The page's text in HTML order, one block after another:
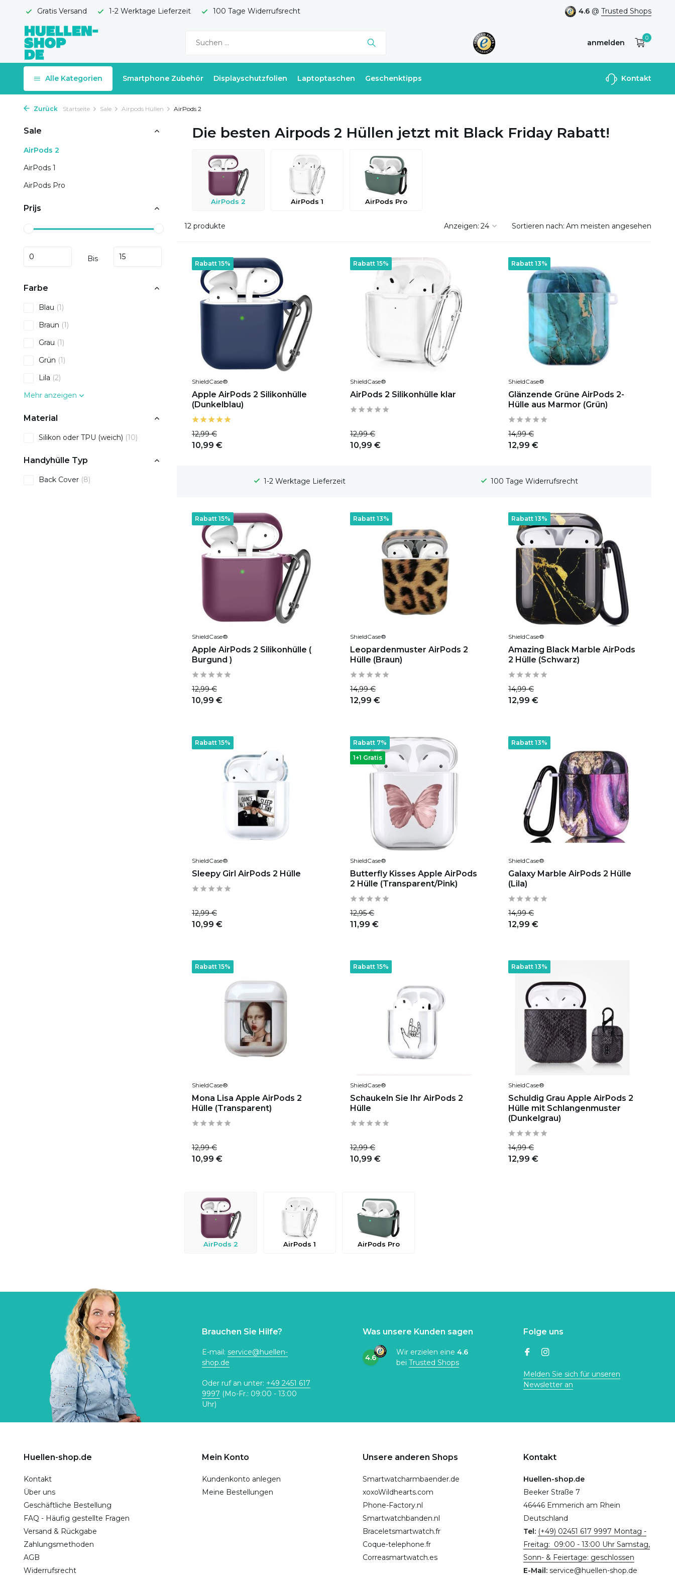
Gratis Versand 1-2 Werktage Lieferzeit 100 Tage Widerrufsrecht 4.6 @ Trusted Shops
anmelden
Benutzerkonto
0
Alle Kategorien Smartphone Zubehör Displayschutzfolien Laptoptaschen Geschenktipps Kontakt
Zurück Startseite Sale Airpods Hüllen AirPods 2
Sale
AirPods 2
AirPods 1
AirPods Pro
Prijs
Bis
Farbe
Blau (1)
Braun (1)
Grau (1)
Grün (1)
Lila (2)
Mehr anzeigen
Material
Silikon oder TPU (weich) (10)
Handyhülle Typ
Back Cover (8)
Die besten Airpods 2 Hüllen jetzt mit Black Friday Rabatt!
AirPods 2 AirPods 1 AirPods Pro
12 produkte Anzeigen: Sortieren nach:
Rabatt 15%
ShieldCase®
Apple AirPods 2 Silikonhülle
(Dunkelblau)
12,99 €
10,99 €
Rabatt 15%
ShieldCase®
AirPods 2 Silikonhülle klar
12,99 €
10,99 €
Rabatt 13%
ShieldCase®
Glänzende Grüne AirPods 2-
Hülle aus Marmor (Grün)
14,99 €
12,99 €
Rabatt 15%
ShieldCase®
Apple AirPods 2 Silikonhülle (
Burgund )
12,99 €
10,99 €
Rabatt 13%
ShieldCase®
Leopardenmuster AirPods 2
Hülle (Braun)
14,99 €
12,99 €
Rabatt 13%
ShieldCase®
Amazing Black Marble AirPods
2 Hülle (Schwarz)
14,99 €
12,99 €
Rabatt 15%
ShieldCase®
Sleepy Girl AirPods 2 Hülle
12,99 €
10,99 €
1+1 Gratis
Rabatt 7%
ShieldCase®
Butterfly Kisses Apple AirPods
2 Hülle (Transparent/Pink)
12,95 €
11,99 €
Rabatt 13%
ShieldCase®
Galaxy Marble AirPods 2 Hülle
(Lila)
14,99 €
12,99 €
Rabatt 15%
ShieldCase®
Mona Lisa Apple AirPods 2
Hülle (Transparent)
12,99 €
10,99 €
Rabatt 15%
ShieldCase®
Schaukeln Sie Ihr AirPods 2
Hülle
12,99 €
10,99 €
Rabatt 13%
ShieldCase®
Schuldig Grau Apple AirPods 2
Hülle mit Schlangenmuster
(Dunkelgrau)
14,99 €
12,99 €
AirPods 2 AirPods 1 AirPods Pro
Brauchen Sie Hilfe?
E-mail: service@huellen-
shop.de
Oder ruf an unter: +49 2451 617
9997 (Mo-Fr.: 09:00 - 13:00
Uhr)
Was unsere Kunden sagen
4.6
Wir erzielen eine 4.6
bei Trusted Shops
Folge uns
Melden Sie sich für unseren
Newsletter an
Huellen-shop.de
Kontakt
Über uns
Geschäftliche Bestellung
FAQ - Häufig gestellte Fragen
Versand & Rückgabe
Zahlungsmethoden
AGB
Widerrufsrecht
Mein Konto
Kundenkonto anlegen
Meine Bestellungen
Unsere anderen Shops
Smartwatcharmbaender.de
xoxoWildhearts.com
Phone-Factory.nl
Smartwatchbanden.nl
Braceletsmartwatch.fr
Coque-telephone.fr
Correasmartwatch.es
Kontakt
Huellen-shop.de
Beeker Straße 7
46446 Emmerich am Rhein
Deutschland
Tel: (+49) 02451 617 9997 Montag -
Freitag: 09:00 - 13:00 Uhr Samstag,
Sonn- & Feiertage: geschlossen
E-Mail: service@huellen-shop.de